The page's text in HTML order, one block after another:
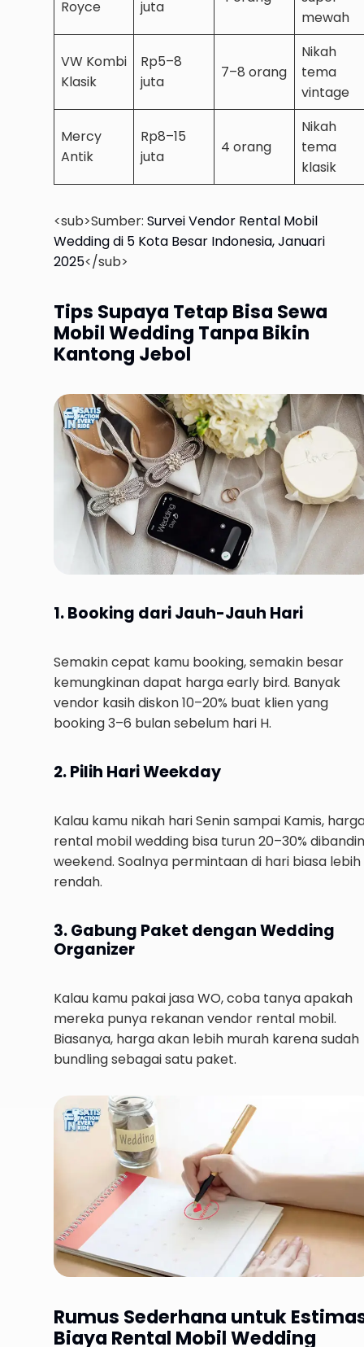
Royce juta
mewah
VW Kombi
Klasik
Rp5–8
juta
7–8 orang
Nikah
tema
vintage
Mercy
Antik
Rp8–15
juta
4 orang
Nikah
tema
klasik
<sub>Sumber: Survei Vendor Rental Mobil
Wedding di 5 Kota Besar Indonesia, Januari
2025</sub>
Tips Supaya Tetap Bisa Sewa
Mobil Wedding Tanpa Bikin
Kantong Jebol
1. Booking dari Jauh-Jauh Hari
Semakin cepat kamu booking, semakin besar
kemungkinan dapat harga early bird. Banyak
vendor kasih diskon 10–20% buat klien yang
booking 3–6 bulan sebelum hari H.
2. Pilih Hari Weekday
Kalau kamu nikah hari Senin sampai Kamis,
rental mobil wedding bisa turun 20–30%
weekend. Soalnya permintaan di hari biasa lebih
rendah.
3. Gabung Paket dengan Wedding
Organizer
Kalau kamu pakai jasa WO, coba tanya apakah
mereka punya rekanan vendor rental mobil.
Biasanya, harga akan lebih murah karena sudah
bundling sebagai satu paket.
Rumus Sederhana untuk
Biaya Rental Mobil Wedding